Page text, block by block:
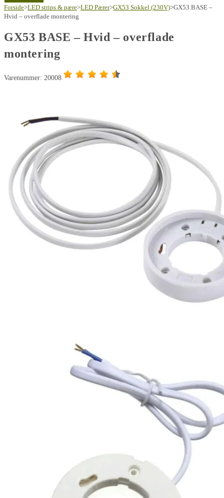
-
Hvid
overflade
montering
Forside>LED strips & pære>LED Pærer>GX53 Sokkel (230V)>GX53 BASE –
Hvid – overflade montering
GX53 BASE – Hvid – overflade
montering
Varenummer: 20008